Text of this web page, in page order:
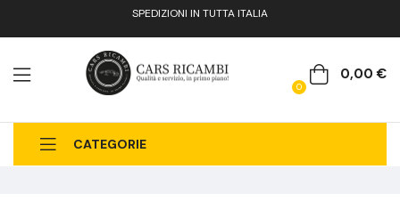
SPEDIZIONI IN TUTTA ITALIA
0
0,00€
CATEGORIE